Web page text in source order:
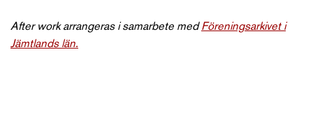
After work arrangeras i samarbete medFöreningsarkivet i
Jämtlands län.